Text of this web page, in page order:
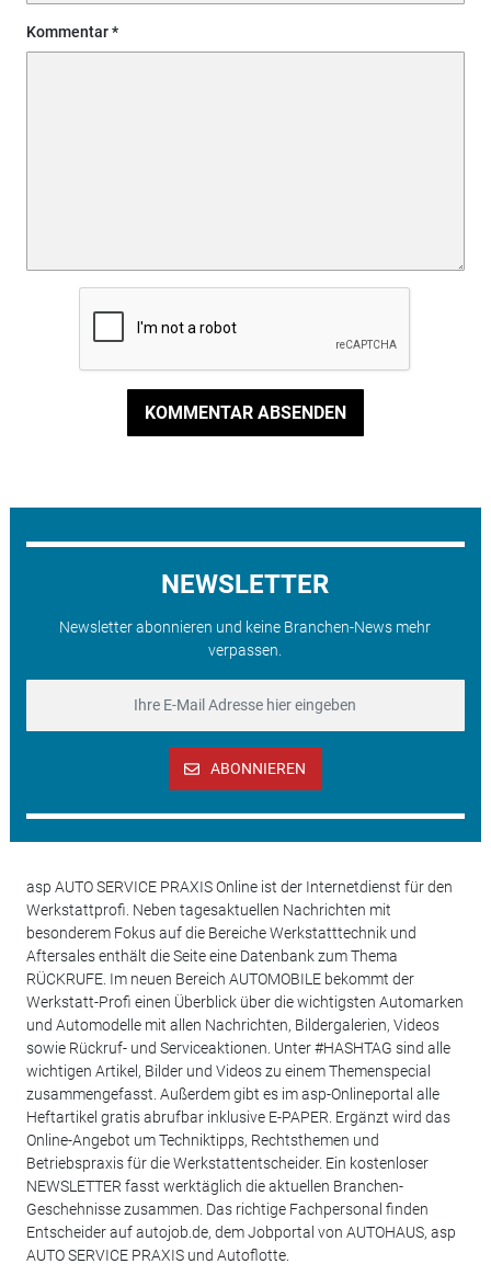
Kommentar
KOMMENTAR ABSENDEN
NEWSLETTER
Newsletter abonnieren und keine Branchen-News mehr
verpassen.
ABONNIEREN
asp AUTO SERVICE PRAXIS Online ist der Internetdienst für den
Werkstattprofi. Neben tagesaktuellen Nachrichten mit
besonderem Fokus auf die Bereiche Werkstatttechnik und
Aftersales enthält die Seite eine Datenbank zum Thema
RÜCKRUFE. Im neuen Bereich AUTOMOBILE bekommt der
Werkstatt-Profi einen Überblick über die wichtigsten Automarken
und Automodelle mit allen Nachrichten, Bildergalerien, Videos
sowie Rückruf- und Serviceaktionen. Unter #HASHTAG sind alle
wichtigen Artikel, Bilder und Videos zu einem Themenspecial
zusammengefasst. Außerdem gibt es im asp-Onlineportal alle
Heftartikel gratis abrufbar inklusive E-PAPER. Ergänzt wird das
Online-Angebot um Techniktipps, Rechtsthemen und
Betriebspraxis für die Werkstattentscheider. Ein kostenloser
NEWSLETTER fasst werktäglich die aktuellen Branchen-
Geschehnisse zusammen. Das richtige Fachpersonal finden
Entscheider auf autojob.de, dem Jobportal von AUTOHAUS, asp
AUTO SERVICE PRAXIS und Autoflotte.